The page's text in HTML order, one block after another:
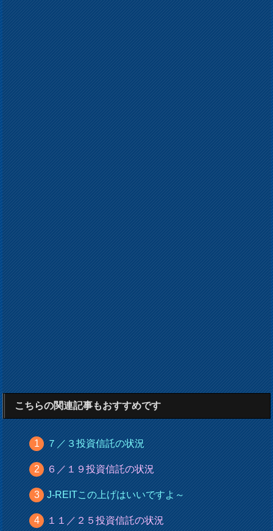
こちらの関連記事もおすすめです
７／３投資信託の状況
６／１９投資信託の状況
J-REITこの上げはいいですよ～
１１／２５投資信託の状況